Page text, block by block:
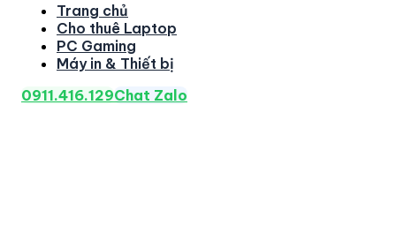
Trang chủ
Cho thuê Laptop
PC Gaming
Máy in & Thiết bị
0911.416.129Chat Zalo